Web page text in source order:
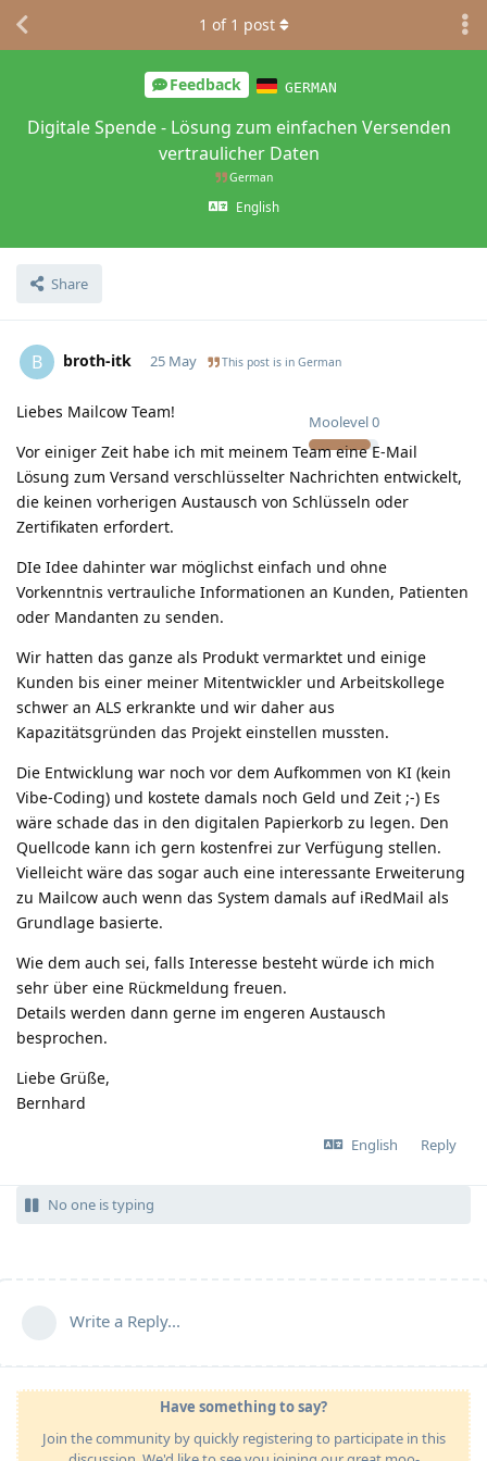
Feedback GERMAN
Digitale Spende - Lösung zum einfachen Versenden
vertraulicher Daten
German
English
Share
1 of 1 post
B broth-itk
Moolevel0
25 May This post is in German
Liebes Mailcow Team!
Vor einiger Zeit habe ich mit meinem Team eine E-Mail
Lösung zum Versand verschlüsselter Nachrichten entwickelt,
die keinen vorherigen Austausch von Schlüsseln oder
Zertifikaten erfordert.
DIe Idee dahinter war möglichst einfach und ohne
Vorkenntnis vertrauliche Informationen an Kunden, Patienten
oder Mandanten zu senden.
Wir hatten das ganze als Produkt vermarktet und einige
Kunden bis einer meiner Mitentwickler und Arbeitskollege
schwer an ALS erkrankte und wir daher aus
Kapazitätsgründen das Projekt einstellen mussten.
Die Entwicklung war noch vor dem Aufkommen von KI (kein
Vibe-Coding) und kostete damals noch Geld und Zeit ;-) Es
wäre schade das in den digitalen Papierkorb zu legen. Den
Quellcode kann ich gern kostenfrei zur Verfügung stellen.
Vielleicht wäre das sogar auch eine interessante Erweiterung
zu Mailcow auch wenn das System damals auf iRedMail als
Grundlage basierte.
Wie dem auch sei, falls Interesse besteht würde ich mich
sehr über eine Rückmeldung freuen.
Details werden dann gerne im engeren Austausch
besprochen.
Liebe Grüße,
Bernhard
English Reply
No one is typing
Write a Reply...
Have something to say?
Join the community by quickly registering to participate in this